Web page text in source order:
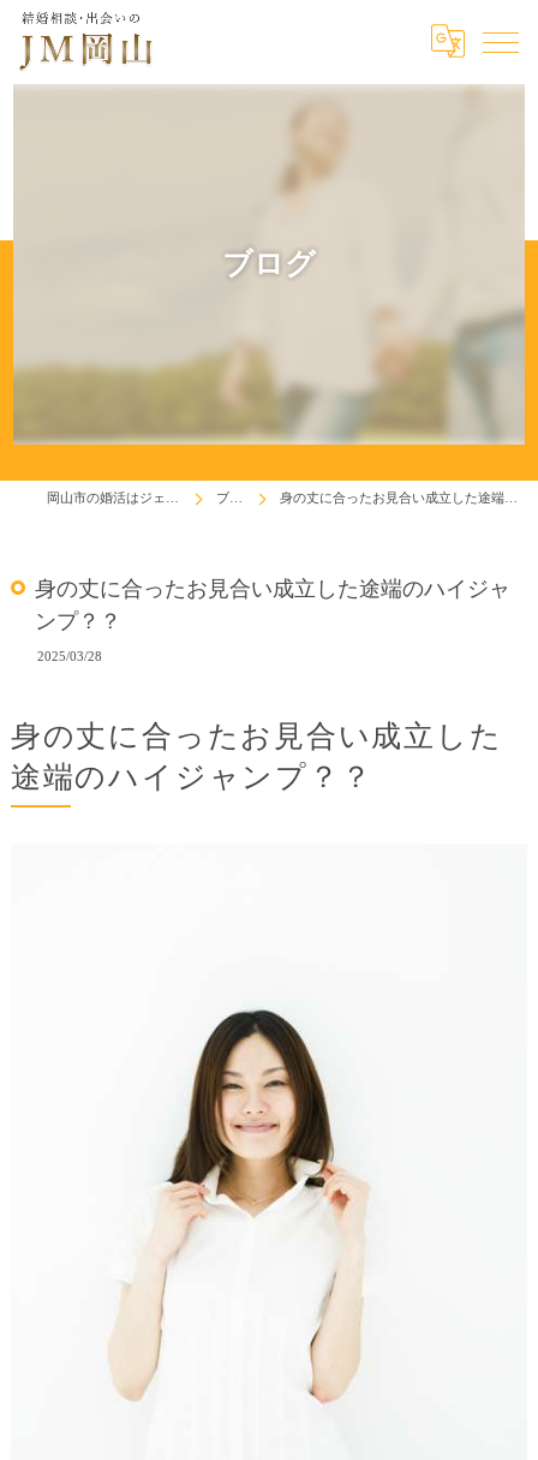
ブログ
ブログ 身の丈に合ったお見合い成立した途端のハイジャンプ？？
身の丈に合ったお見合い成立した途端のハイジャ
ンプ？？
2025/03/28
身の丈に合ったお見合い成立した
途端のハイジャンプ？？